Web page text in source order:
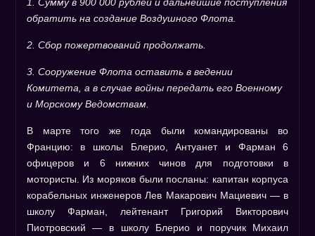
обратить на создание Воздушного Флота.
2. Сбор пожертвований продолжать.
3. Сооружение Флота оставить в ведении
Комитета, а в случае войны передать его Военному
и Морскому Ведомствам.
В марте того же года были командированы во
Францию: в школы Блерио, Антуанет и Фарман 6
офицеров и 6 нижних чинов для подготовки в
мотористы. Из моряков были посланы: капитан корпуса
корабельных инженеров Лев Макарович Мациевич — в
школу Фарман, лейтенант Григорий Викторович
Пиотровский — в школу Блерио и поручик Михаил